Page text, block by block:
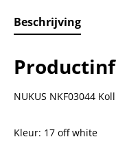
Beschrijving
NUKUS NKF03044
Kleur: 17 off white